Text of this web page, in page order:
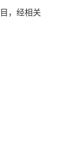
，经相关